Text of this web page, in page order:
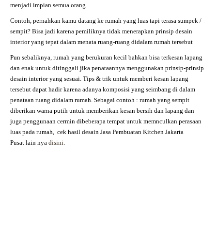
menjadi impian semua orang.
Contoh, pernahkan kamu datang ke rumah yang luas tapi terasa sumpek /
sempit? Bisa jadi karena pemiliknya tidak menerapkan prinsip desain
interior yang tepat dalam menata ruang-ruang didalam rumah tersebut
Pun sebaliknya, rumah yang berukuran kecil bahkan bisa terkesan lapang
dan enak untuk ditinggali jika penataannya menggunakan prinsip-prinsip
desain interior yang sesuai. Tips & trik untuk memberi kesan lapang
tersebut dapat hadir karena adanya komposisi yang seimbang di dalam
penataan ruang didalam rumah. Sebagai contoh : rumah yang sempit
diberikan warna putih untuk memberikan kesan bersih dan lapang dan
juga penggunaan cermin dibeberapa tempat untuk memnculkan perasaan
luas pada rumah, cek hasil desainJasa Pembuatan Kitchen Jakarta
Pusatlain nyadisini.